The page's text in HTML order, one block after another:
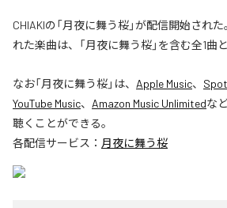
CHIAKIの「月夜に舞う桜」が配信開始され
れた楽曲は、「月夜に舞う桜」を含む全1曲
なお「月夜に舞う桜」は、 Apple Music、
YouTube Music、 Amazon Music Unlimitedな
聴くことができる。
各配信サービス： 月夜に舞う桜